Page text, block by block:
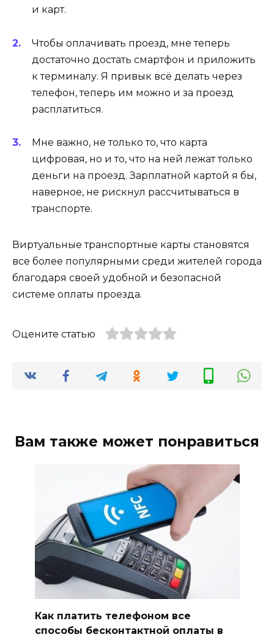
и карт.
Чтобы оплачивать проезд, мне теперь
достаточно достать смартфон и приложить
к терминалу. Я привык всё делать через
телефон, теперь им можно и за проезд
расплатиться.
Мне важно, не только то, что карта
цифровая, но и то, что на ней лежат только
деньги на проезд. Зарплатной картой я бы,
наверное, не рискнул рассчитываться в
транспорте.
Виртуальные транспортные карты становятся
все более популярными среди жителей города
благодаря своей удобной и безопасной
системе оплаты проезда.
Оцените статью
Вам также может понравиться
Как платить телефоном все
способы бесконтактной оплаты в